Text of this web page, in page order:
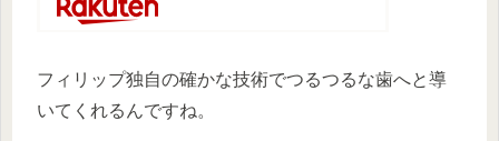
フィリップ独自の確かな技術でつるつるな歯へと導
いてくれるんですね。